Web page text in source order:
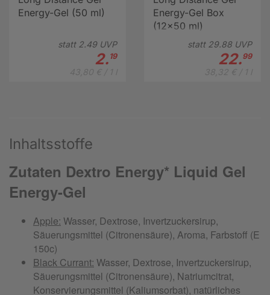
Energy-Gel (50 ml)
statt 2.49UVP
2. 19
Energy-Gel Box
(12x50 ml)
statt 29.88 UVP
22.99
Inhaltsstoffe